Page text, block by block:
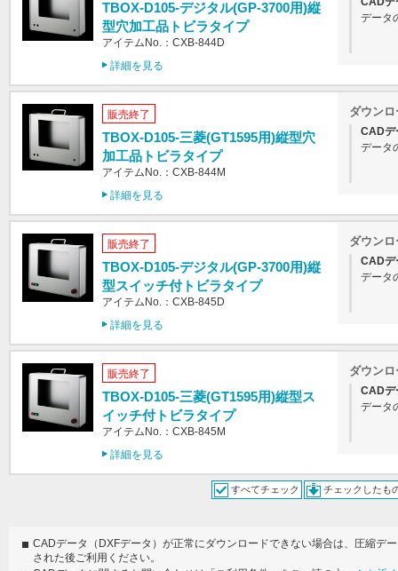
TBOX-D105-デジタル(GP-3700用)縦
型穴加工品トビラタイプ
アイテムNo.：CXB-844D
詳細を見る
データ
販売終了
TBOX-D105-三菱(GT1595用)縦型穴
加工品トビラタイプ
アイテムNo.：CXB-844M
詳細を見る
ダウンロ
CADデ
データ
販売終了
TBOX-D105-デジタル(GP-3700用)縦
型スイッチ付トビラタイプ
アイテムNo.：CXB-845D
詳細を見る
ダウンロ
CADデ
データ
販売終了
TBOX-D105-三菱(GT1595用)縦型ス
イッチ付トビラタイプ
アイテムNo.：CXB-845M
詳細を見る
ダウンロ
CADデ
データ
すべてチェック チェックしたも
CADデータ（DXFデータ）が正常にダウンロードできない場合は、圧縮デ
された後ご利用ください。